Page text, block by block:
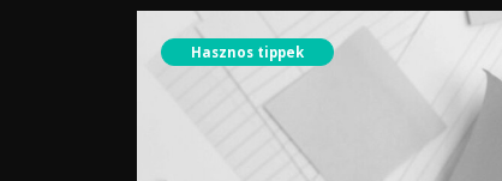
Hasznos tippek